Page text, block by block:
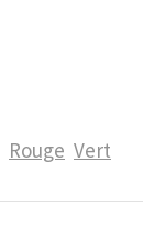
Rouge Vert